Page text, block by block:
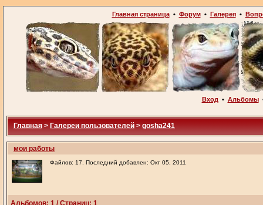
Главная страница• Форум• Галерея•
Вход • Альбомы
Главная > Галереи пользователей > gosha241
мои работы
Файлов: 17. Последний добавлен: Окт 05, 2011
Альбомов: 1 / Страниц: 1